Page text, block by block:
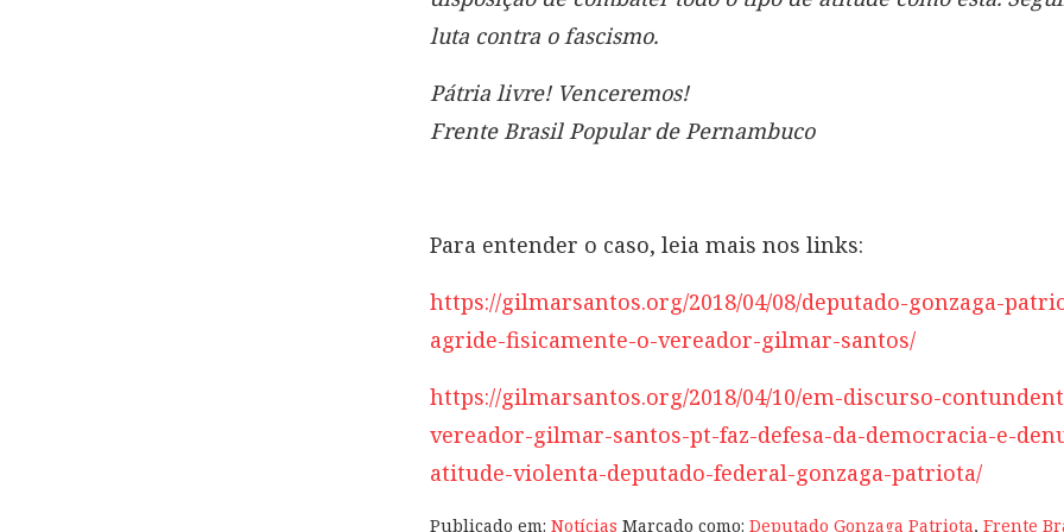
luta contra o fascismo.
Pátria livre! Venceremos!
Frente Brasil Popular de Pernambuco
Para entender o caso, leia mais nos links:
https://gilmarsantos.org/2018/04/08/deputado-gonzaga-
agride-fisicamente-o-vereador-gilmar-santos/
https://gilmarsantos.org/2018/04/10/em-discurso-
vereador-gilmar-santos-pt-faz-defesa-da-democracia-e-
atitude-violenta-deputado-federal-gonzaga-patriota/
Publicado em: Notícias Marcado como: Deputado Gonzaga Patriota, Frente